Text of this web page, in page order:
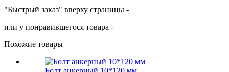
"Быстрый заказ" вверху страницы -
или у понравившегося товара -
Похожие товары